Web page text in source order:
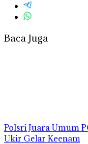
Baca Juga
Polsri Juara Umum
Ukir Gelar Keenam